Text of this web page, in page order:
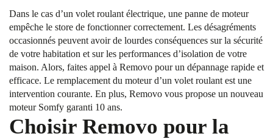
Dans le cas d’un volet roulant électrique, une panne de moteur
empêche le store de fonctionner correctement. Les désagréments
occasionnés peuvent avoir de lourdes conséquences sur la sécurité
de votre habitation et sur les performances d’isolation de votre
maison. Alors, faites appel à Removo pour un dépannage rapide et
efficace. Le remplacement du moteur d’un volet roulant est une
intervention courante. En plus, Removo vous propose un nouveau
moteur Somfy garanti 10 ans.
Choisir Removo pour la